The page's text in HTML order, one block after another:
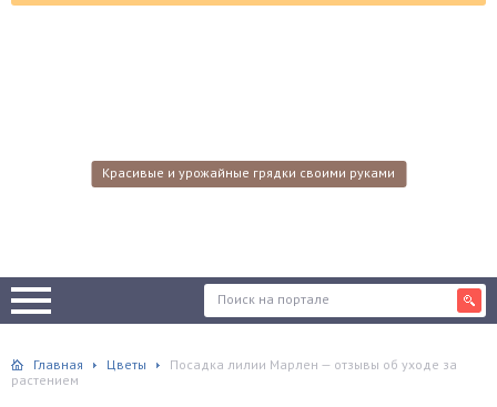
Красивые и урожайные грядки своими руками
Главная Цветы
Посадка лилии Марлен — отзывы об уходе за
растением